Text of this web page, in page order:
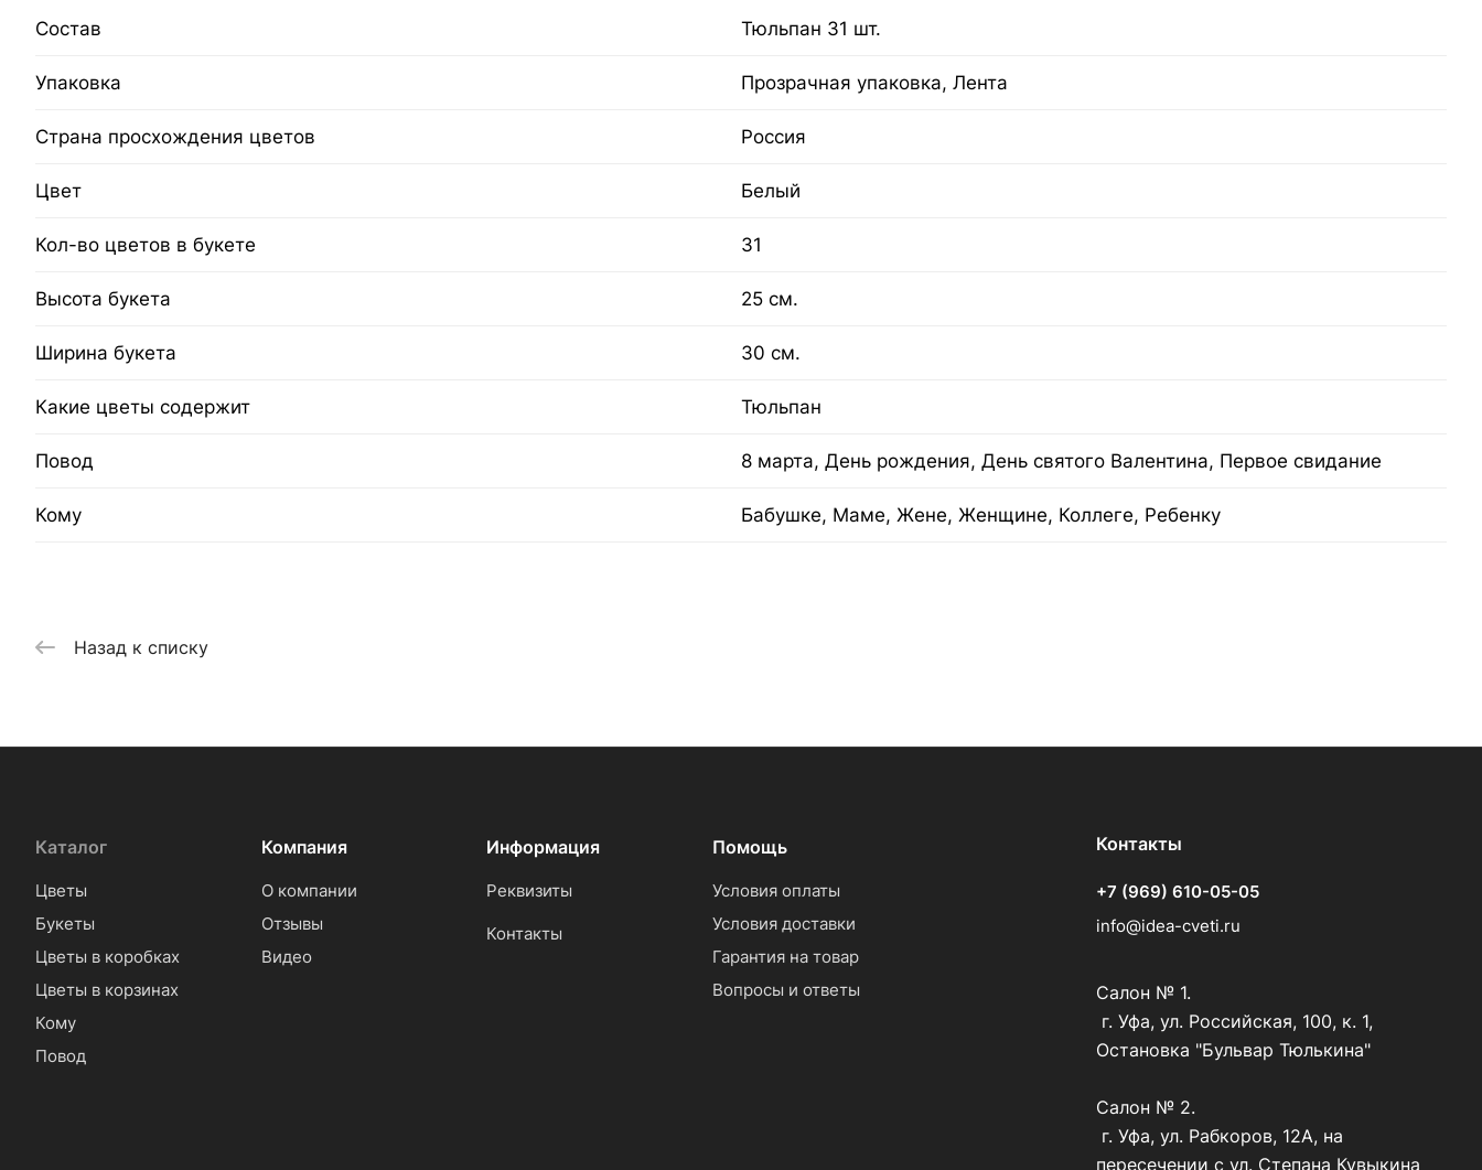
Состав Тюльпан 31 шт.
Упаковка Прозрачная упаковка, Лента
Страна просхождения цветов Россия
Цвет Белый
Кол-во цветов в букете 31
Высота букета 25 см.
Ширина букета 30 см.
Какие цветы содержит Тюльпан
Повод 8 марта, День рождения, День святого Валентина, Первое свидание
Кому Бабушке, Маме, Жене, Женщине, Коллеге, Ребенку
Назад к списку
Каталог
Цветы
Букеты
Цветы в коробках
Цветы в корзинах
Кому
Повод
Компания
О компании
Отзывы
Видео
Информация
Реквизиты
Контакты
Помощь
Условия оплаты
Условия доставки
Гарантия на товар
Вопросы и ответы
Контакты
+7 (969) 610-05-05
info@idea-cveti.ru
Салон № 1.
г. Уфа, ул. Российская, 100, к. 1,
Остановка "Бульвар Тюлькина"
Салон № 2.
г. Уфа, ул. Рабкоров, 12А, на
пересечении с ул. Степана Кувыкина